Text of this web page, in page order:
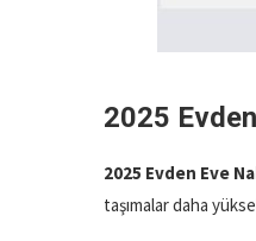
2025
2025 Evden Eve
taşımalar daha